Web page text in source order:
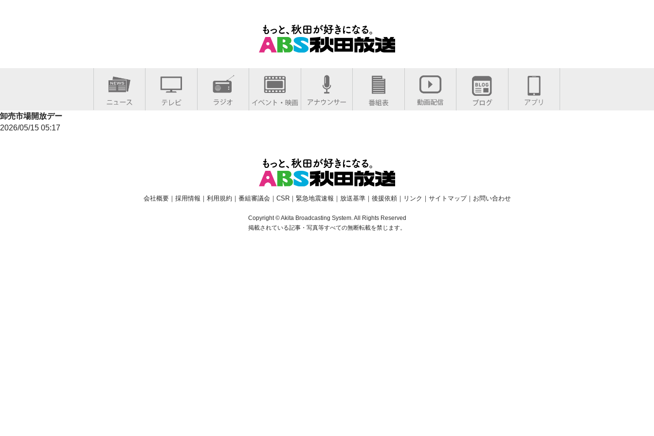
卸売市場開放デー
2026/05/15 05:17
会社概要｜ 採用情報 ｜ 利用規約 ｜ 番組審議会 ｜ CSR｜ 緊急地震速報 ｜ 放送基準｜ 後援依頼｜ リンク ｜ サイトマップ｜ お問い合わせ
Copyright © Akita Broadcasting System. All Rights Reserved
掲載されている記事・写真等すべての無断転載を禁じます。